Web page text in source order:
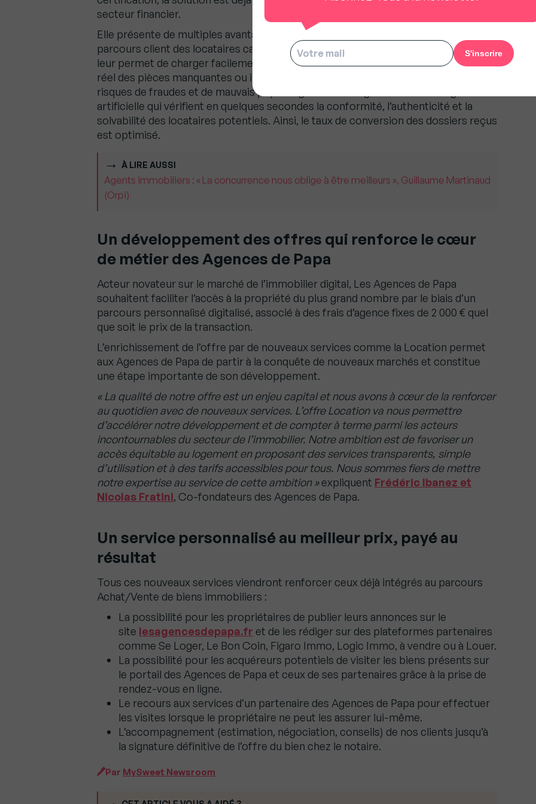
secteur financier.
Elle présente de multiples avantages pour les parties prenantes. Elle optimise le
parcours client des locataires candidats grâce à une interface ergonomique qui
leur permet de charger facilement leurs documents et d’être notifiés en temps
réel des pièces manquantes ou incohérentes. Et pour le bailleur, elle minimise les
risques de fraudes et de mauvais payeurs grâce à des algorithmes d’intelligence
artificielle qui vérifient en quelques secondes la conformité, l’authenticité et la
solvabilité des locataires potentiels. Ainsi, le taux de conversion des dossiers reçus
est optimisé.
À LIRE AUSSI
Agents immobiliers : « La concurrence nous oblige à être meilleurs », Guillaume Martinaud
(Orpi)
Un développement des offres qui renforce le cœur
de métier des Agences de Papa
Acteur novateur sur le marché de l’immobilier digital, Les Agences de Papa
souhaitent faciliter l’accès à la propriété du plus grand nombre par le biais d’un
parcours personnalisé digitalisé, associé à des frais d’agence fixes de 2 000 € quel
que soit le prix de la transaction.
L’enrichissement de l’offre par de nouveaux services comme la Location permet
aux Agences de Papa de partir à la conquête de nouveaux marchés et constitue
une étape importante de son développement.
« La qualité de notre offre est un enjeu capital et nous avons à cœur de la renforcer
au quotidien avec de nouveaux services. L’offre Location va nous permettre
d’accélérer notre développement et de compter à terme parmi les acteurs
incontournables du secteur de l’immobilier. Notre ambition est de favoriser un
accès équitable au logement en proposant des services transparents, simple
d’utilisation et à des tarifs accessibles pour tous. Nous sommes fiers de mettre
notre expertise au service de cette ambition »expliquent Frédéric Ibanez et
Nicolas Fratini, Co-fondateurs des Agences de Papa.
Un service personnalisé au meilleur prix, payé au
résultat
Tous ces nouveaux services viendront renforcer ceux déjà intégrés au parcours
Achat/Vente de biens immobiliers :
La possibilité pour les propriétaires de publier leurs annonces sur le
site lesagencesdepapa.fr et de les rédiger sur des plateformes partenaires
comme Se Loger, Le Bon Coin, Figaro Immo, Logic Immo, à vendre ou à Louer.
La possibilité pour les acquéreurs potentiels de visiter les biens présents sur
le portail des Agences de Papa et ceux de ses partenaires grâce à la prise de
rendez-vous en ligne.
Le recours aux services d’un partenaire des Agences de Papa pour effectuer
les visites lorsque le propriétaire ne peut les assurer lui-même.
L’accompagnement (estimation, négociation, conseils) de nos clients jusqu’à
la signature définitive de l’offre du bien chez le notaire.
Par MySweet Newsroom